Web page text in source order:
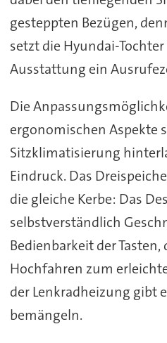
gesteppten Bezügen,
setzt die Hyundai-
Ausstattung ein
Die
ergonomischen Aspekte
Sitzklimatisierung
Eindruck. Das
die gleiche Kerbe: Das
selbstverständlich
Bedienbarkeit der
Hochfahren zum
der Lenkradheizung gibt
bemängeln.